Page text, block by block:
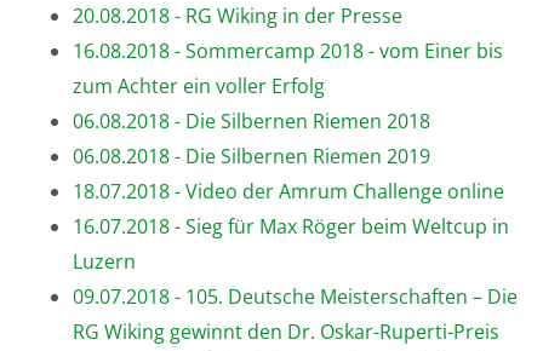
20.08.2018 - RG Wiking in der Presse
16.08.2018 - Sommercamp 2018 - vom Einer bis
zum Achter ein voller Erfolg
06.08.2018 - Die Silbernen Riemen 2018
06.08.2018 - Die Silbernen Riemen 2019
18.07.2018 - Video der Amrum Challenge online
16.07.2018 - Sieg für Max Röger beim Weltcup in
Luzern
09.07.2018 - 105. Deutsche Meisterschaften – Die
RG Wiking gewinnt den Dr. Oskar-Ruperti-Preis